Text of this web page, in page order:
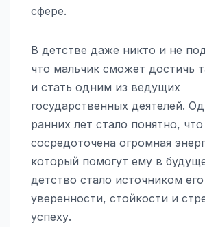
сфере.
В детстве даже никто и не
что мальчик сможет достичь
и стать одним из ведущих
государственных деятелей.
ранних лет стало понятно,
сосредоточена огромная
который помогут ему в
детство стало источником его
уверенности, стойкости и
успеху.